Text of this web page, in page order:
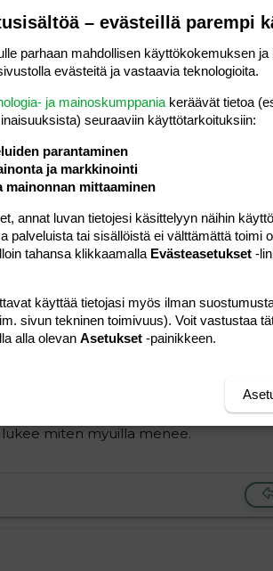
yrittänyt rajoittaa, mutta jumppaa ja
.
sitä tuli takas eli 92,5kg näyttää taas
:\| ? 2kk on synnytyksest ja painoin
mut siihen se jää pitäskö pistää
ja liikkuen.
lukee miten myuilla menee.
– evästeillä parempi
parhaan mahdollisen käyttökokemuksen ja
evästeitä ja vastaavia teknologioita.
ja mainoskumppania keräävät tietoa
seuraaviin käyttötarkoituksiin:
parantaminen
ja markkinointi
mainonnan mittaaminen
annat luvan tietojesi käsittelyyn näihin
palveluista tai sisällöistä ei välttämättä toimi
tahansa klikkaamalla Evästeasetukset -
käyttää tietojasi myös ilman
sivun tekninen toimivuus). Voit vastustaa
alla olevan Asetukset -painikkeen.